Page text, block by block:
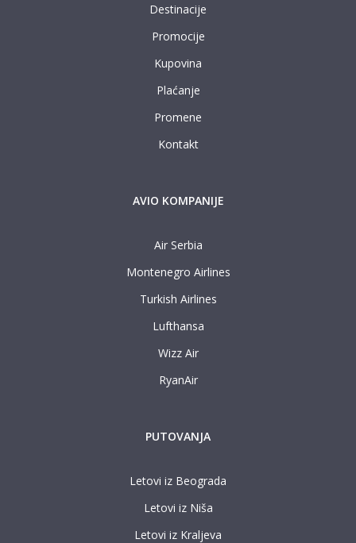
Destinacije
Promocije
Kupovina
Plaćanje
Promene
Kontakt
AVIO KOMPANIJE
Air Serbia
Montenegro Airlines
Turkish Airlines
Lufthansa
Wizz Air
RyanAir
PUTOVANJA
Letovi iz Beograda
Letovi iz Niša
Letovi iz Kraljeva